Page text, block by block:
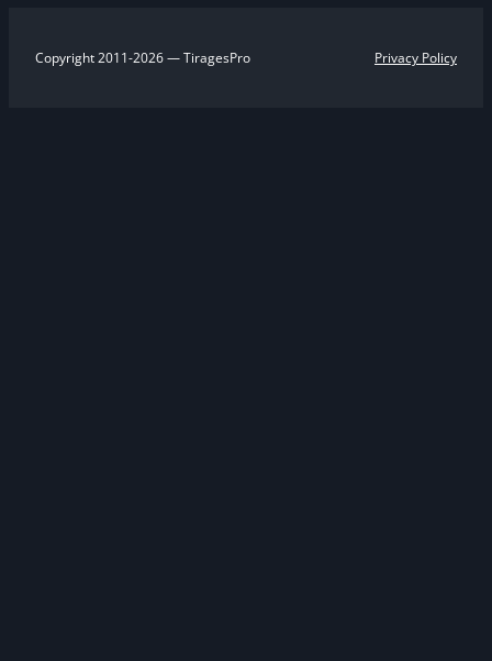
Copyright 2011-2026 — TiragesPro Privacy Policy